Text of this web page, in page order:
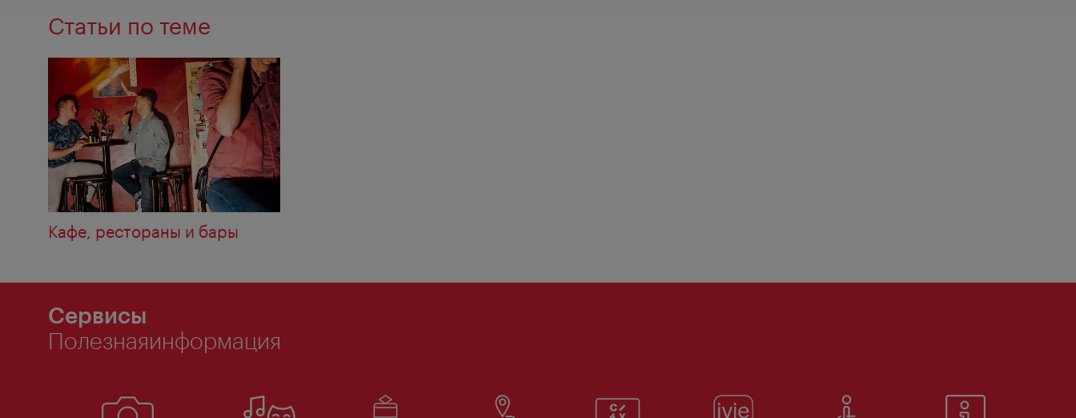
Статьи по теме
Кафе, рестораны и бары
Сервисы
Полезнаяинформация